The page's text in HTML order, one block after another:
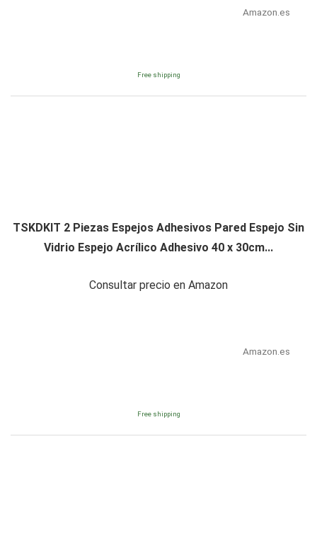
Amazon.es
Free shipping
TSKDKIT 2 Piezas Espejos Adhesivos Pared Espejo Sin
Vidrio Espejo Acrílico Adhesivo 40 x 30cm...
Consultar precio en Amazon
Amazon.es
Free shipping